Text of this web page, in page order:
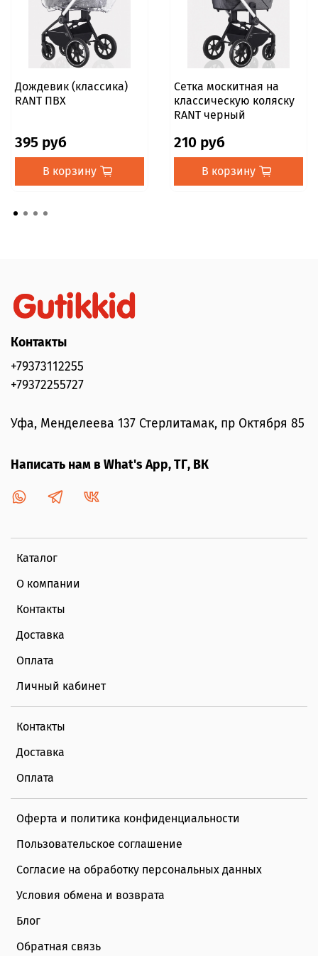
Общие характеристики
Минимальный вес — экономия при логистике и
удобство демонстрации.
Современный премиум-дизайн по доступной
цене — высокий спрос у молодых родителей.
Широкая комплектация в стандартной поставке
— дополнительные аксессуары не требуются.
Простая сборка и надёжная упаковка — удобно
для складов и торговых залов
Комплектация: Рама, Колёса (комплект 4 шт.) Люлька:
обивка, Матрасик. Прогулочный блок: Накидка на
Дождевик (классика)
RANT ПВХ
395 руб
В корзину
Сетка москитная на
классическую коляску
RANT черный
210 руб
В корзину
Каталог
О компании
Контакты
Доставка
Оплата
Личный кабинет
Контакты
Доставка
Оплата
Оферта и политика конфиденциальности
Пользовательское соглашение
Согласие на обработку персональных данных
Условия обмена и возврата
Блог
Обратная связь
Контакты
+79373112255
+79372255727
Уфа, Менделеева 137 Стерлитамак, пр Октября 85
Написать нам в What's App, ТГ, ВК